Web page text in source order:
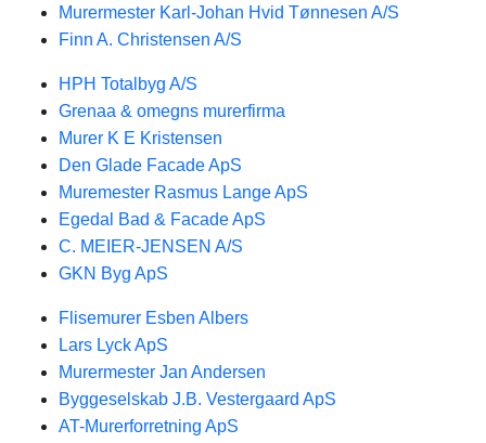
Murermester Karl-Johan Hvid Tønnesen A/S
Finn A. Christensen A/S
HPH Totalbyg A/S
Grenaa & omegns murerfirma
Murer K E Kristensen
Den Glade Facade ApS
Muremester Rasmus Lange ApS
Egedal Bad & Facade ApS
C. MEIER-JENSEN A/S
GKN Byg ApS
Flisemurer Esben Albers
Lars Lyck ApS
Murermester Jan Andersen
Byggeselskab J.B. Vestergaard ApS
AT-Murerforretning ApS